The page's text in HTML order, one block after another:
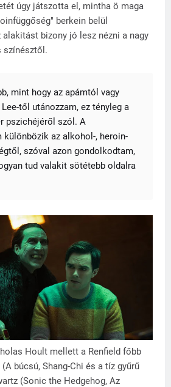
úgy játszotta el, mintha ö maga
berkein belül
alakitást bizony jó lesz nézni a nagy
színésztől.
mint hogy az apámtól vagy
től utánozzam, ez tényleg a
pszichéjéről szól. A
különbözik az alkohol-, heroin-
szóval azon gondolkodtam,
tud valakit sötétebb oldalra
Hoult mellett a Renfield főbb
búcsú, Shang-Chi és a tíz gyűrű
(Sonic the Hedgehog, Az